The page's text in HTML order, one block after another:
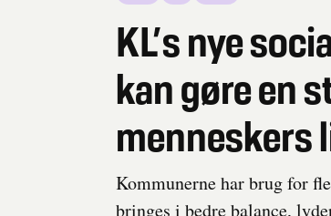
KL’s nye
kan gøre en
menneskers
Kommunerne har brug for
bringes i bedre balance,